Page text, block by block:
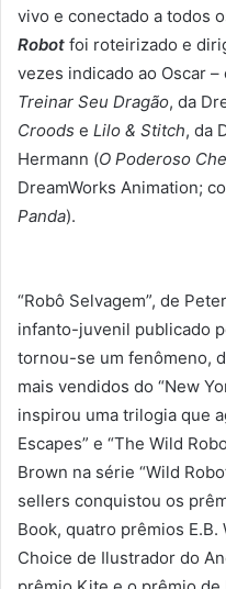
vivo e conectado a todos
Robot foi roteirizado e
vezes indicado ao Oscar
Treinar Seu Dragão, da
Croods e Lilo & Stitch, da
Hermann (O Poderoso
DreamWorks Animation;
Panda).
“Robô Selvagem”, de
infanto-juvenil publicado
tornou-se um fenômeno,
mais vendidos do “New
inspirou uma trilogia que
Escapes” e “The Wild
Brown na série “Wild
sellers conquistou os
Book, quatro prêmios E.B.
Choice de Ilustrador do